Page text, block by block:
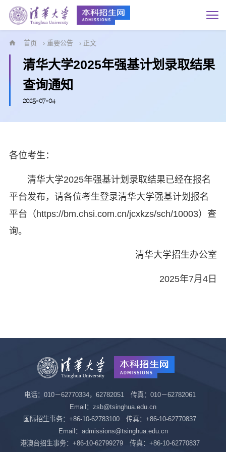
首页 › 重要公告 › 正文
清华大学2025年强基计划录取结果
查询通知
2025-07-04
各位考生：
清华大学2025年强基计划录取结果已经在报名
平台发布，请各位考生登录清华大学强基计划报名
平台（https://bm.chsi.com.cn/jcxkzs/sch/10003）查
询。
清华大学招生办公室
2025年7月4日
电话：010－62770334，62782051 传真：010－62782061
Email：zsb@tsinghua.edu.cn
国际招生事务：+86-10-62783100 传真：+86-10-62770837
Email：admissions@tsinghua.edu.cn
港澳台招生事务：+86-10-62799279 传真：+86-10-62770837